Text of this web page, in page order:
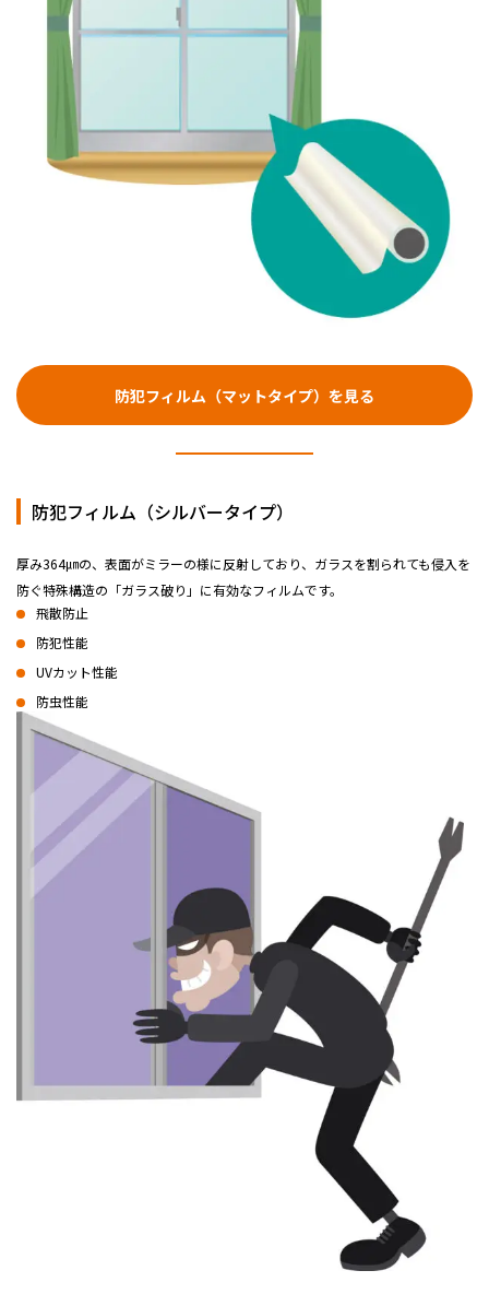
防犯フィルム（マットタイプ）を見る
防犯フィルム（シルバータイプ）
厚み364㎛の、表面がミラーの様に反射しており、ガラスを割られても侵入を
防ぐ特殊構造の「ガラス破り」に有効なフィルムです。
飛散防止
防犯性能
UVカット性能
防虫性能